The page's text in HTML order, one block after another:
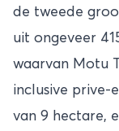
de tweede
uit ongeveer
waarvan Motu
inclusive prive-
van 9 hectare,